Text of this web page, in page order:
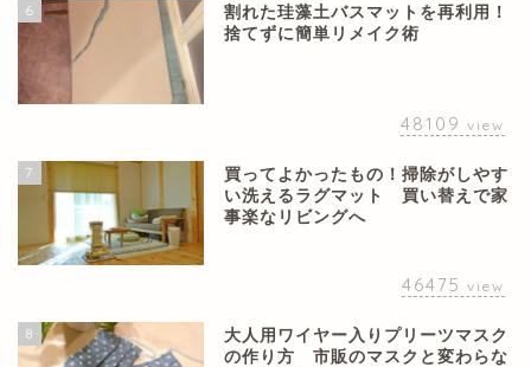
6
割れた珪藻土バスマットを再利用！
捨てずに簡単リメイク術
48109 view
7
買ってよかったもの！掃除がしやす
い洗えるラグマット 買い替えで家
事楽なリビングへ
46475 view
8
大人用ワイヤー入りプリーツマスク
の作り方 市販のマスクと変わらな